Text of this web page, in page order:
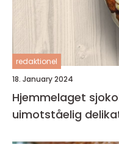
redaktionel
18. January 2024
Hjemmelaget
uimotståelig